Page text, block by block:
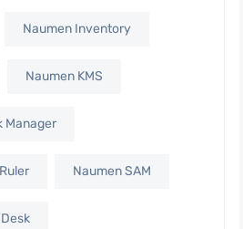
Naumen Inventory
Naumen KMS
Manager
Naumen SAM